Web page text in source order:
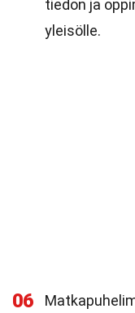
tiedon ja
yleisölle.
06